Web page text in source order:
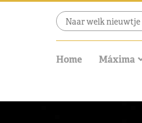
Home Máxima